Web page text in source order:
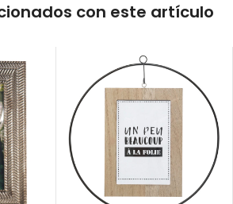
con este artículo